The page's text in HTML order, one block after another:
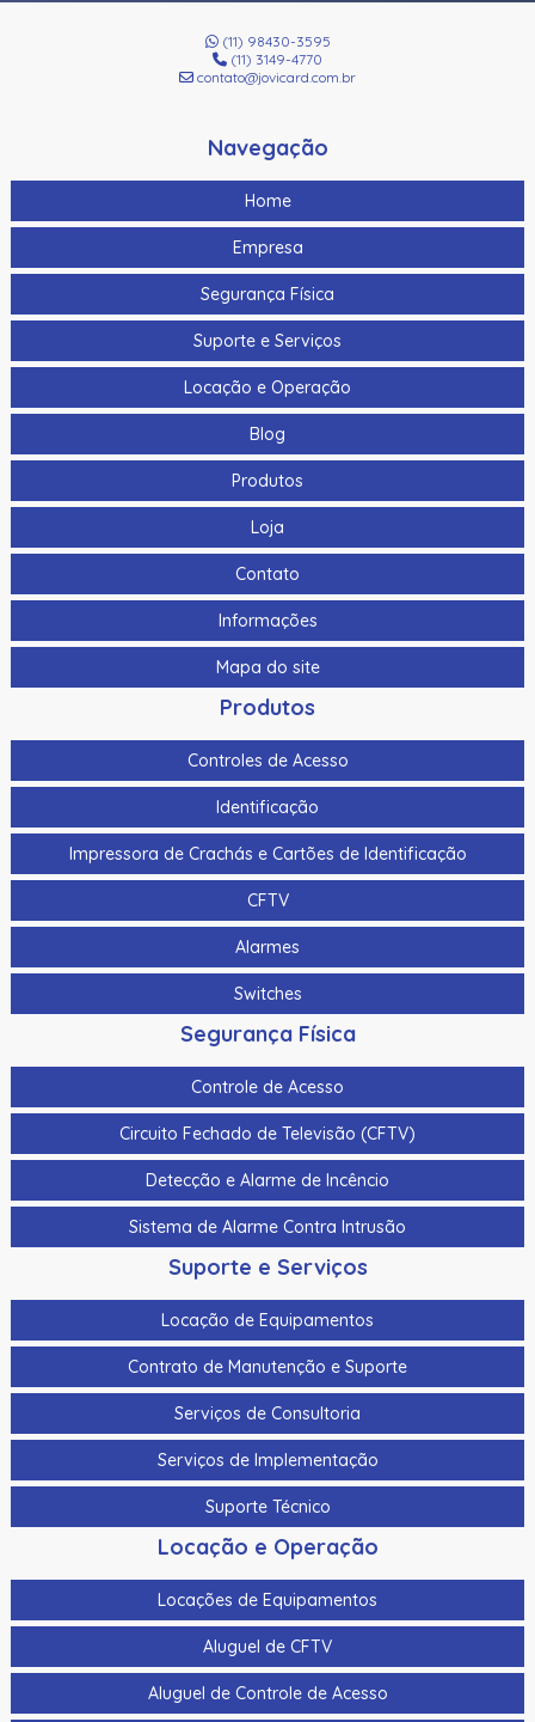
(11) 98430-3595
(11) 3149-4770
contato@jovicard.com.br
Navegação
Home
Empresa
Segurança Física
Suporte e Serviços
Locação e Operação
Blog
Produtos
Loja
Contato
Informações
Mapa do site
Produtos
Controles de Acesso
Identificação
Impressora de Crachás e Cartões de Identificação
CFTV
Alarmes
Switches
Segurança Física
Controle de Acesso
Circuito Fechado de Televisão (CFTV)
Detecção e Alarme de Incêncio
Sistema de Alarme Contra Intrusão
Suporte e Serviços
Locação de Equipamentos
Contrato de Manutenção e Suporte
Serviços de Consultoria
Serviços de Implementação
Suporte Técnico
Locação e Operação
Locações de Equipamentos
Aluguel de CFTV
Aluguel de Controle de Acesso